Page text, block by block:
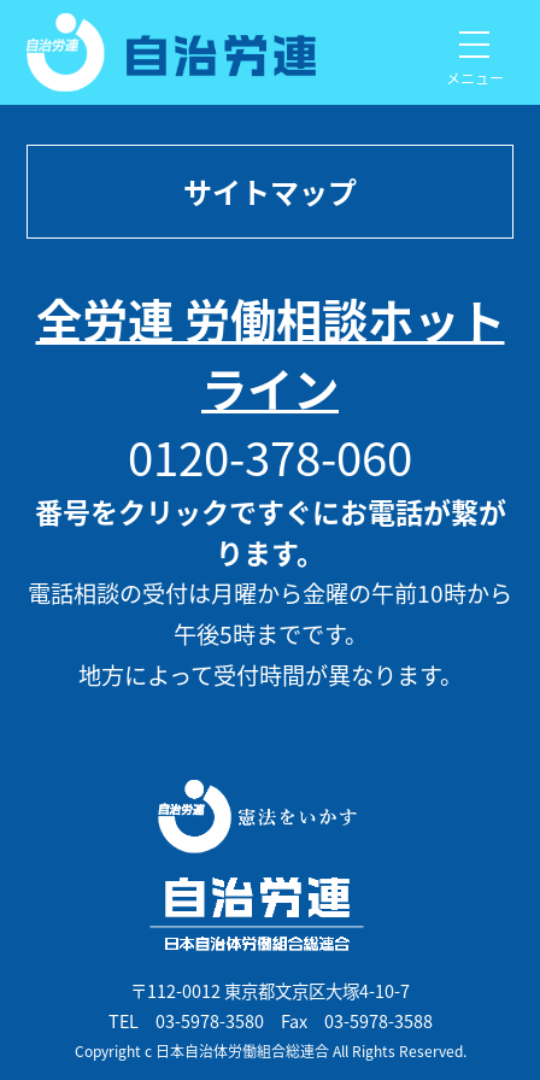
メニュー
サイトマップ
全労連 労働相談ホット
ライン
0120-378-060
番号をクリックですぐにお電話が繋が
ります。
電話相談の受付は月曜から金曜の午前10時から
午後5時までです。
地方によって受付時間が異なります。
〒112-0012 東京都文京区大塚4-10-7
TEL 03-5978-3580Fax 03-5978-3588
Copyright c 日本自治体労働組合総連合 All Rights Reserved.